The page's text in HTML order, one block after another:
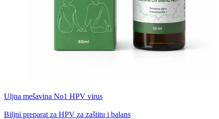
Uljna mešavina No1 HPV virus
Biljni preparat za HPV za zaštitu i balans